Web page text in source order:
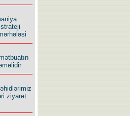
ziyarət